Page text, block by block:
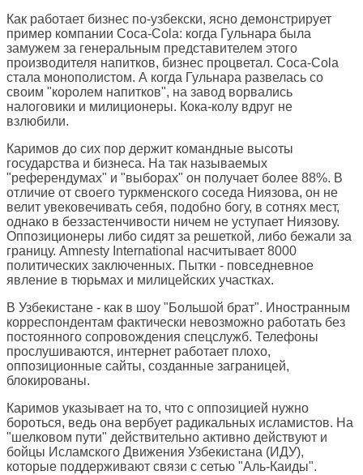
Как работает бизнес по-узбекски, ясно демонстрирует
пример компании Coca-Cola: когда Гульнара была
замужем за генеральным представителем этого
производителя напитков, бизнес процветал. Coca-Cola
стала монополистом. А когда Гульнара развелась со
своим "королем напитков", на завод ворвались
налоговики и милиционеры. Кока-колу вдруг не
взлюбили.
Каримов до сих пор держит командные высоты
государства и бизнеса. На так называемых
"референдумах" и "выборах" он получает более 88%. В
отличие от своего туркменского соседа Ниязова, он не
велит увековечивать себя, подобно богу, в сотнях мест,
однако в беззастенчивости ничем не уступает Ниязову.
Оппозиционеры либо сидят за решеткой, либо бежали за
границу. Amnesty International насчитывает 8000
политических заключенных. Пытки - повседневное
явление в тюрьмах и милицейских участках.
В Узбекистане - как в шоу "Большой брат". Иностранным
корреспондентам фактически невозможно работать без
постоянного сопровождения спецслужб. Телефоны
прослушиваются, интернет работает плохо,
оппозиционные сайты, созданные заграницей,
блокированы.
Каримов указывает на то, что с оппозицией нужно
бороться, ведь она вербует радикальных исламистов. На
"шелковом пути" действительно активно действуют и
бойцы Исламского Движения Узбекистана (ИДУ),
которые поддерживают связи с сетью "Аль-Каиды".